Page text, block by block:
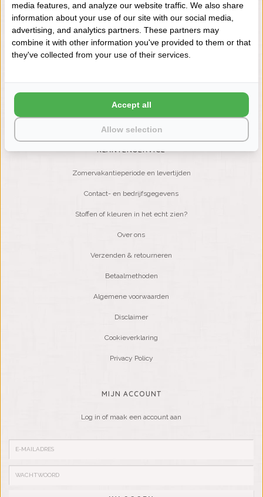
NIEUWSBRIEF
Wilt u op de hoogte blijven?
Word lid van onze mailinglijst:
KLANTENSERVICE
Zomervakantieperiode en levertijden
Contact- en bedrijfsgegevens
Stoffen of kleuren in het echt zien?
Over ons
Verzenden & retourneren
Betaalmethoden
Algemene voorwaarden
Disclaimer
Cookieverklaring
Privacy Policy
MIJN ACCOUNT
Log in of maak een account aan
media features, and analyze our website traffic. We also share
information about your use of our site with our social media,
advertising, and analytics partners. These partners may
combine it with other information you've provided to them or that
they've collected from your use of their services.
Allow selection
Accept all